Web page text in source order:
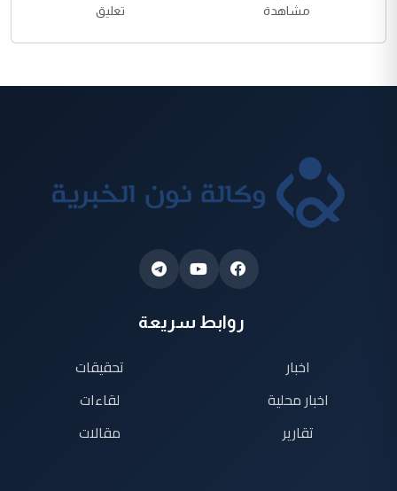
مشاهدة تعليق
روابط سريعة
اخبار
اخبار محلية
تقارير
تحقيقات
لقاءات
مقالات